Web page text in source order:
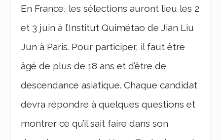
En France, les sélections auront lieu les 2
et 3 juin à l’Institut Quimétao de Jian Liu
Jun à Paris. Pour participer, il faut être
âgé de plus de 18 ans et d’être de
descendance asiatique. Chaque candidat
devra répondre à quelques questions et
montrer ce qu’il sait faire dans son